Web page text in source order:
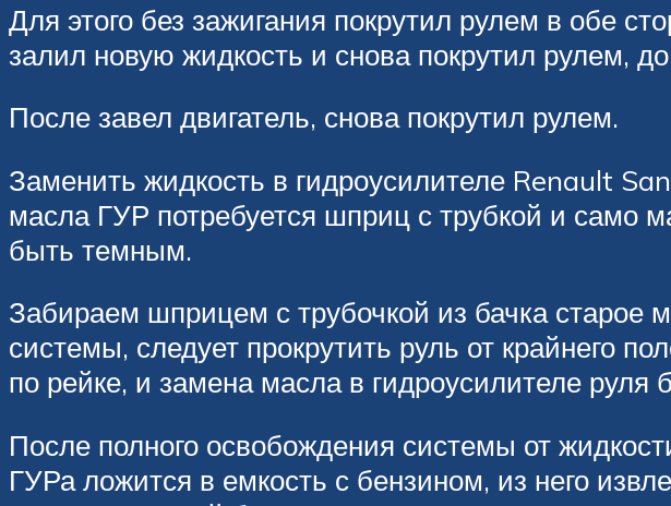
Для этого без зажигания покрутил рулем в обе
залил новую жидкость и снова покрутил рулем,
После завел двигатель, снова покрутил рулем.
Заменить жидкость в гидроусилителе Renault
масла ГУР потребуется шприц с трубкой и само
быть темным.
Забираем шприцем с трубочкой из бачка старое
системы, следует прокрутить руль от крайнего
по рейке, и замена масла в гидроусилителе руля
После полного освобождения системы от
ГУРа ложится в емкость с бензином, из него